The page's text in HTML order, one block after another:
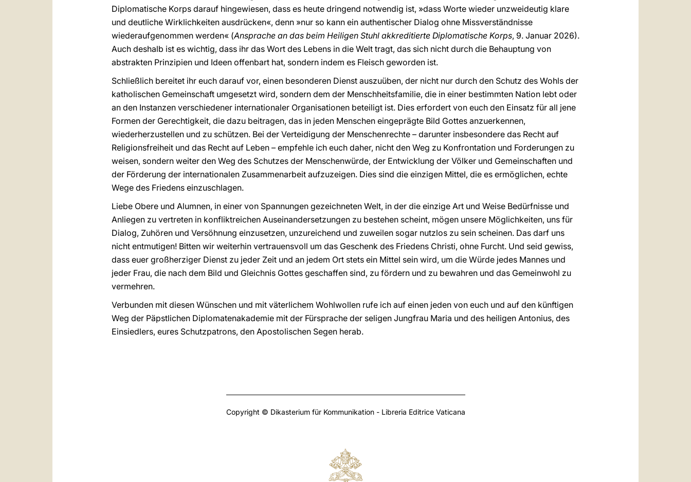
Diplomatische Korps darauf hingewiesen, dass es heute dringend notwendig ist, »dass Worte wieder unzweideutig klare
und deutliche Wirklichkeiten ausdrücken«, denn »nur so kann ein authentischer Dialog ohne Missverständnisse
wiederaufgenommen werden« (Ansprache an das beim Heiligen Stuhl akkreditierte Diplomatische Korps, 9. Januar 2026).
Auch deshalb ist es wichtig, dass ihr das Wort des Lebens in die Welt tragt, das sich nicht durch die Behauptung von
abstrakten Prinzipien und Ideen offenbart hat, sondern indem es Fleisch geworden ist.
Schließlich bereitet ihr euch darauf vor, einen besonderen Dienst auszuüben, der nicht nur durch den Schutz des Wohls der
katholischen Gemeinschaft umgesetzt wird, sondern dem der Menschheitsfamilie, die in einer bestimmten Nation lebt oder
an den Instanzen verschiedener internationaler Organisationen beteiligt ist. Dies erfordert von euch den Einsatz für all jene
Formen der Gerechtigkeit, die dazu beitragen, das in jeden Menschen eingeprägte Bild Gottes anzuerkennen,
wiederherzustellen und zu schützen. Bei der Verteidigung der Menschenrechte – darunter insbesondere das Recht auf
Religionsfreiheit und das Recht auf Leben – empfehle ich euch daher, nicht den Weg zu Konfrontation und Forderungen zu
weisen, sondern weiter den Weg des Schutzes der Menschenwürde, der Entwicklung der Völker und Gemeinschaften und
der Förderung der internationalen Zusammenarbeit aufzuzeigen. Dies sind die einzigen Mittel, die es ermöglichen, echte
Wege des Friedens einzuschlagen.
Liebe Obere und Alumnen, in einer von Spannungen gezeichneten Welt, in der die einzige Art und Weise Bedürfnisse und
Anliegen zu vertreten in konfliktreichen Auseinandersetzungen zu bestehen scheint, mögen unsere Möglichkeiten, uns für
Dialog, Zuhören und Versöhnung einzusetzen, unzureichend und zuweilen sogar nutzlos zu sein scheinen. Das darf uns
nicht entmutigen! Bitten wir weiterhin vertrauensvoll um das Geschenk des Friedens Christi, ohne Furcht. Und seid gewiss,
dass euer großherziger Dienst zu jeder Zeit und an jedem Ort stets ein Mittel sein wird, um die Würde jedes Mannes und
jeder Frau, die nach dem Bild und Gleichnis Gottes geschaffen sind, zu fördern und zu bewahren und das Gemeinwohl zu
vermehren.
Verbunden mit diesen Wünschen und mit väterlichem Wohlwollen rufe ich auf einen jeden von euch und auf den künftigen
Weg der Päpstlichen Diplomatenakademie mit der Fürsprache der seligen Jungfrau Maria und des heiligen Antonius, des
Einsiedlers, eures Schutzpatrons, den Apostolischen Segen herab.
Copyright © Dikasterium für Kommunikation - Libreria Editrice Vaticana